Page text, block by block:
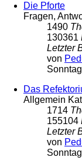
Die Pforte
Fragen,
1490
130361
Letzter
von
Das
Allgemein
1714
155104
Letzter
von